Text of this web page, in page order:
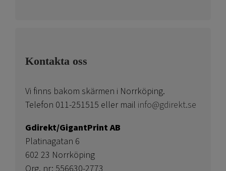
Kontakta oss
Vi finns bakom skärmen i Norrköping.
Telefon 011-251515 eller mail info@gdirekt.se
Gdirekt/GigantPrint AB
Platinagatan 6
602 23 Norrköping